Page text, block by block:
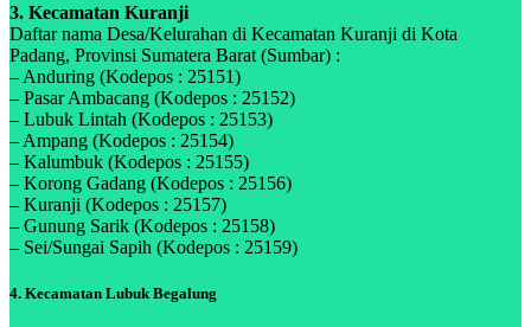
3. Kecamatan Kuranji
Daftar nama Desa/Kelurahan di Kecamatan Kuranji di Kota
Padang, Provinsi Sumatera Barat (Sumbar) :
– Anduring (Kodepos : 25151)
– Pasar Ambacang (Kodepos : 25152)
– Lubuk Lintah (Kodepos : 25153)
– Ampang (Kodepos : 25154)
– Kalumbuk (Kodepos : 25155)
– Korong Gadang (Kodepos : 25156)
– Kuranji (Kodepos : 25157)
– Gunung Sarik (Kodepos : 25158)
– Sei/Sungai Sapih (Kodepos : 25159)
4. Kecamatan Lubuk Begalung